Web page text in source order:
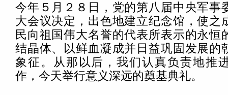
今年５月２８日，党的第八届中央军事
大会议决定，出色地建立纪念馆，使之
民向祖国伟大名誉的代表所表示的永恒
结晶体、以鲜血凝成并日益巩固发展的
象征。从那以后，我们认真负责地推
作，今天举行意义深远的奠基典礼。